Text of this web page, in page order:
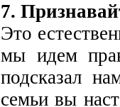
7.
Это
мы идем
подсказал
семьи вы